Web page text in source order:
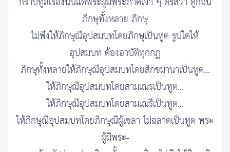
ภิกษุทั้งหลาย ภิกษุ
ไม่พึงให้ภิกษุณีอุปสมบทโดยภิกษุเป็นทูต รูปใดให้
อุปสมบท ต้องอาบัติทุกกฏ
ภิกษุทั้งหลายให้ภิกษุณีอุปสมบทโดยสิกขมานาเป็นทูต...
ให้ภิกษุณีอุปสมบทโดยสามเณรเป็นทูต...
ให้ภิกษุณีอุปสมบทโดยสามเณรีเป็นทูต...
ให้ภิกษุณีอุปสมบทโดยภิกษุณีผู้เขลา ไม่ฉลาดเป็นทูต พระ
ผู้มีพระ-